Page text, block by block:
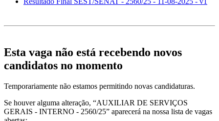
Esta vaga não está recebendo novos
candidatos no momento
Temporariamente não estamos permitindo novas candidaturas.
Se houver alguma alteração, “AUXILIAR DE SERVIÇOS
GERAIS - INTERNO - 2560/25” aparecerá na nossa lista de vagas